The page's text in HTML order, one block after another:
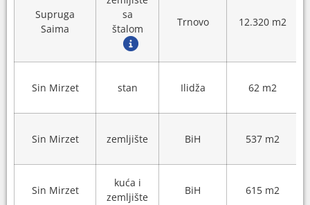
Supruga
Saima
sa
štalom
Trnovo 12.320 m2
Sin Mirzet stan Ilidža 62 m2
Sin Mirzet zemljište BiH 537 m2
Sin Mirzet
kuća i
zemljište
BiH 615 m2